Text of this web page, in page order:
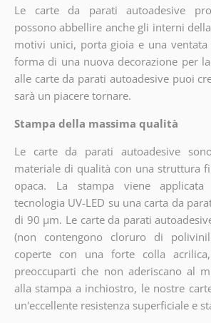
Le carte da parati autoadesive
possono abbellire anche gli interni
motivi unici, porta gioia e una ventata
forma di una nuova decorazione per la
alle carte da parati autoadesive puoi
sarà un piacere tornare.
Stampa della massima qualità
Le carte da parati autoadesive
materiale di qualità con una struttura
opaca. La stampa viene
tecnologia UV-LED su una carta da
di 90 µm. Le carte da parati
(non contengono cloruro di
coperte con una forte colla
preoccuparti che non aderiscano al
alla stampa a inchiostro, le nostre
un'eccellente resistenza superficiale e